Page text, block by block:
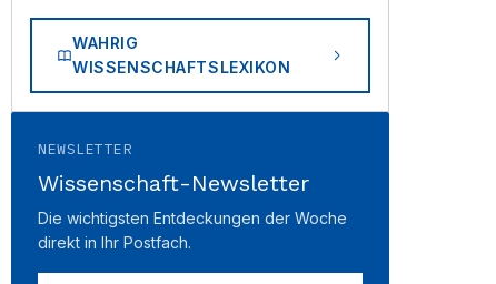
WAHRIG
WISSENSCHAFTSLEXIKON
NEWSLETTER
Wissenschaft-Newsletter
Die wichtigsten Entdeckungen der Woche
direkt in Ihr Postfach.